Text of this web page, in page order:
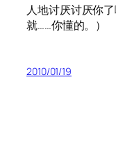
人地讨厌讨厌你
就……你懂的。）
2010/01/19